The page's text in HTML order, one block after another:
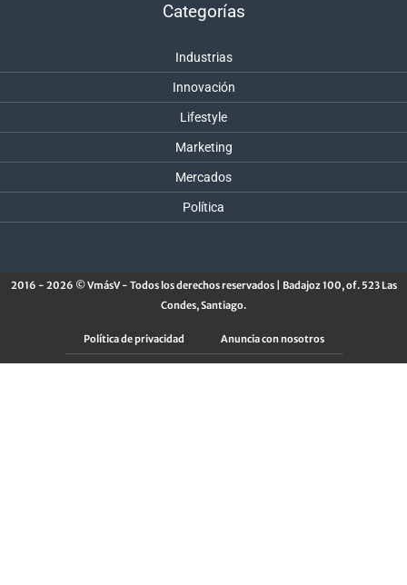
Categorías
Industrias
Innovación
Lifestyle
Marketing
Mercados
Política
2016 - 2026 © VmásV - Todos los derechos reservados | Badajoz 100, of. 523 Las
Condes, Santiago.
Política de privacidad Anuncia con nosotros